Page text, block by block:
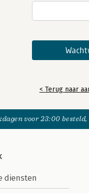
< Terug naar
voor 23:00
diensten